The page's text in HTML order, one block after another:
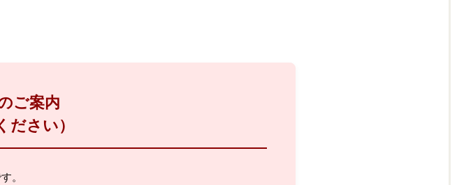
ご案内
ださい）
。